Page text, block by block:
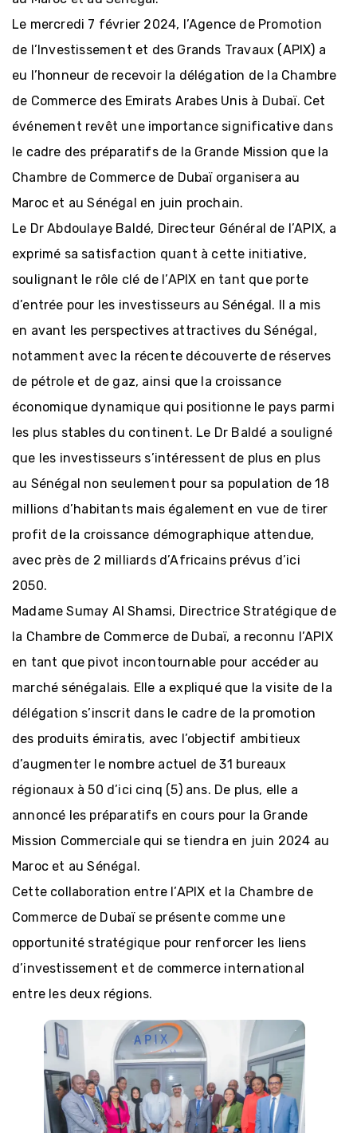
Le mercredi 7 février 2024, l’Agence de Promotion
de l’Investissement et des Grands Travaux (APIX) a
eu l’honneur de recevoir la délégation de la Chambre
de Commerce des Emirats Arabes Unis à Dubaï. Cet
événement revêt une importance significative dans
le cadre des préparatifs de la Grande Mission que la
Chambre de Commerce de Dubaï organisera au
Maroc et au Sénégal en juin prochain.
Le Dr Abdoulaye Baldé, Directeur Général de l’APIX, a
exprimé sa satisfaction quant à cette initiative,
soulignant le rôle clé de l’APIX en tant que porte
d’entrée pour les investisseurs au Sénégal. Il a mis
en avant les perspectives attractives du Sénégal,
notamment avec la récente découverte de réserves
de pétrole et de gaz, ainsi que la croissance
économique dynamique qui positionne le pays parmi
les plus stables du continent. Le Dr Baldé a souligné
que les investisseurs s’intéressent de plus en plus
au Sénégal non seulement pour sa population de 18
millions d’habitants mais également en vue de tirer
profit de la croissance démographique attendue,
avec près de 2 milliards d’Africains prévus d’ici
2050.
Madame Sumay Al Shamsi, Directrice Stratégique de
la Chambre de Commerce de Dubaï, a reconnu l’APIX
en tant que pivot incontournable pour accéder au
marché sénégalais. Elle a expliqué que la visite de la
délégation s’inscrit dans le cadre de la promotion
des produits émiratis, avec l’objectif ambitieux
d’augmenter le nombre actuel de 31 bureaux
régionaux à 50 d’ici cinq (5) ans. De plus, elle a
annoncé les préparatifs en cours pour la Grande
Mission Commerciale qui se tiendra en juin 2024 au
Maroc et au Sénégal.
Cette collaboration entre l’APIX et la Chambre de
Commerce de Dubaï se présente comme une
opportunité stratégique pour renforcer les liens
d’investissement et de commerce international
entre les deux régions.
d'entreprise